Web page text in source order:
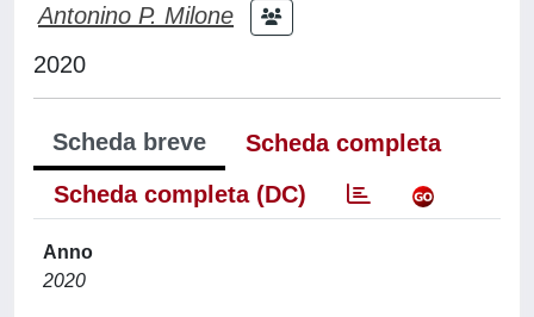
Antonino P. Milone
2020
Scheda breve
Scheda completa
Scheda completa (DC)
Anno
2020